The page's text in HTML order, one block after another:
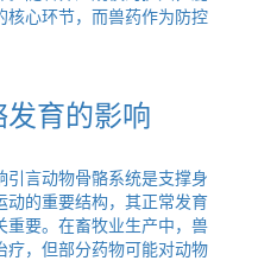
心环节，而兽药作为防控
育的影响
言动物骨骼系统是支撑身
的重要结构，其正常发育
重要。在畜牧业生产中，兽
，但部分药物可能对动物